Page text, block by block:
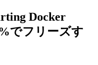
Docker
でフリーズす